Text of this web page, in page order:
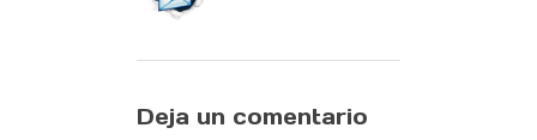
Deja un comentario